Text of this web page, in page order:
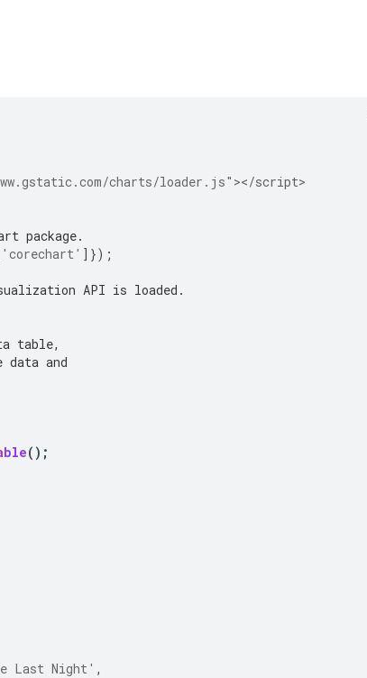
charts/loader.js" ></script>
package.
'corechart' ]});
API is loaded.
table,
and
();
Last Night' ,